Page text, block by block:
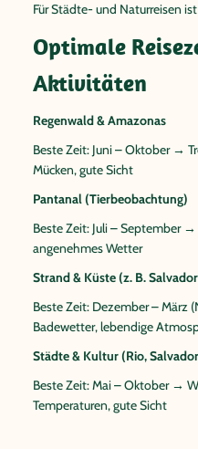
Für Städte- und Naturreisen
Optimale
Aktivitäten
Regenwald & Amazonas
Beste Zeit: Juni – Oktober →
Mücken, gute Sicht
Pantanal (Tierbeobachtung)
Beste Zeit: Juli – September →
angenehmes Wetter
Strand & Küste (z. B.
Beste Zeit: Dezember – März
Badewetter, lebendige
Städte & Kultur (Rio,
Beste Zeit: Mai – Oktober →
Temperaturen, gute Sicht